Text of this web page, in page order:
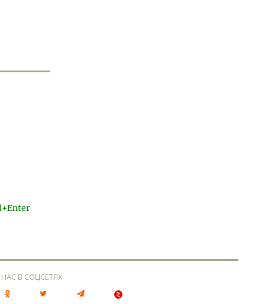
В СОЦСЕТЯХ